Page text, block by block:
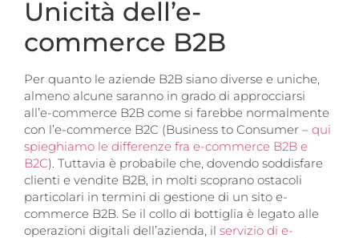
Unicità dell’e-
commerce B2B
Per quanto le aziende B2B siano diverse e uniche,
almeno alcune saranno in grado di approcciarsi
all’e-commerce B2B come si farebbe normalmente
con l’e-commerce B2C (Business to Consumer – qui
spieghiamo le differenze fra e-commerce B2B e
B2C). Tuttavia è probabile che, dovendo soddisfare
clienti e vendite B2B, in molti scoprano ostacoli
particolari in termini di gestione di un sito e-
commerce B2B. Se il collo di bottiglia è legato alle
operazioni digitali dell’azienda, il servizio di e-